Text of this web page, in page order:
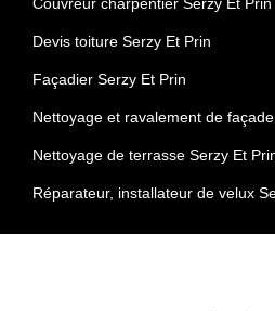
Devis toiture Serzy Et Prin
Façadier Serzy Et Prin
Nettoyage et ravalement de
Nettoyage de terrasse Serzy Et
Réparateur, installateur de velux